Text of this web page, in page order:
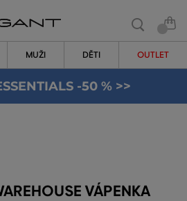
MUŽI DĚTI OUTLET
-50 % >>
VÁPENKA